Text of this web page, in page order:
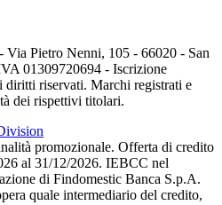
Pietro Nenni, 105 - 66020 - San
01309720694 - Iscrizione
riservati. Marchi registrati e
dei rispettivi titolari.
promozionale. Offerta di credito
al 31/12/2026. IEBCC nel
di Findomestic Banca S.p.A.
quale intermediario del credito,